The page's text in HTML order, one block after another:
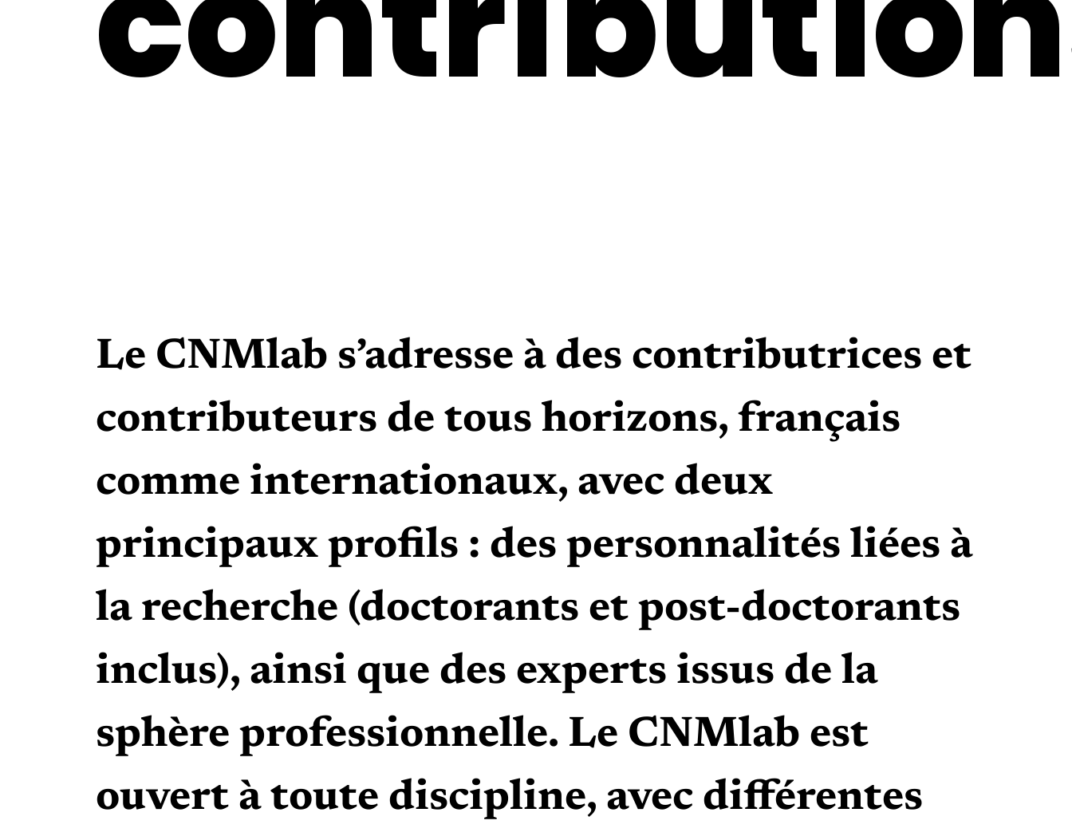
Le CNMlab s’adresse à des contributrices et
contributeurs de tous horizons, français
comme internationaux, avec deux
principaux profils : des personnalités liées à
la recherche (doctorants et post-doctorants
inclus), ainsi que des experts issus de la
sphère professionnelle. Le CNMlab est
ouvert à toute discipline, avec différentes